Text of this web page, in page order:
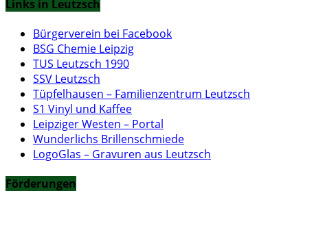
Links in Leutzsch
Bürgerverein bei Facebook
BSG Chemie Leipzig
TUS Leutzsch 1990
SSV Leutzsch
Tüpfelhausen – Familienzentrum Leutzsch
S1 Vinyl und Kaffee
Leipziger Westen – Portal
Wunderlichs Brillenschmiede
LogoGlas – Gravuren aus Leutzsch
Förderungen